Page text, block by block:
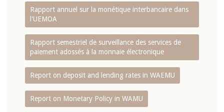
Rapport annuel sur la monétique interbancaire dans
l'UEMOA
Rapport semestriel de surveillance des services de
paiement adossés à la monnaie électronique
Report on deposit and lending rates in WAEMU
Report on Monetary Policy in WAMU